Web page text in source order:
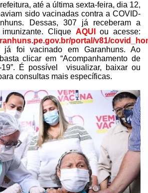
até a última sexta-feira, dia 12,
sido vacinadas contra a COVID-
Dessas, 307 já receberam a
Clique AQUI ou acesse:
portal/v81/
já foi vacinado em Garanhuns. Ao
clicar em “Acompanhamento de
19”. É possível visualizar, baixar ou
consultas mais específicas.